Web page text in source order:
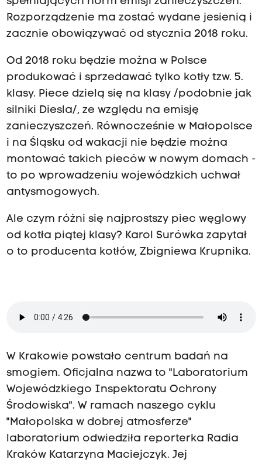
Rozporządzenie ma zostać wydane jesienią i
zacznie obowiązywać od stycznia 2018 roku.
Od 2018 roku będzie można w Polsce
produkować i sprzedawać tylko kotły tzw. 5.
klasy. Piece dzielą się na klasy /podobnie jak
silniki Diesla/, ze względu na emisję
zanieczyszczeń. Równocześnie w Małopolsce
i na Śląsku od wakacji nie będzie można
montować takich pieców w nowym domach -
to po wprowadzeniu wojewódzkich uchwał
antysmogowych.
Ale czym różni się najprostszy piec węglowy
od kotła piątej klasy? Karol Surówka zapytał
o to producenta kotłów, Zbigniewa Krupnika.
W Krakowie powstało centrum badań na
smogiem. Oficjalna nazwa to "Laboratorium
Wojewódzkiego Inspektoratu Ochrony
Środowiska". W ramach naszego cyklu
"Małopolska w dobrej atmosferze"
laboratorium odwiedziła reporterka Radia
Kraków Katarzyna Maciejczyk. Jej